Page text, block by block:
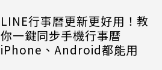
LINE行事曆更新更好用！教
你一鍵同步手機行事曆
iPhone、Android都能用